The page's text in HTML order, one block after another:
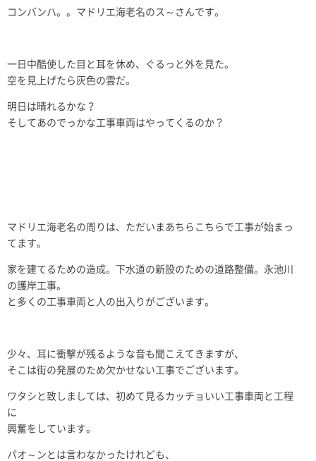
コンバンハ。。マドリエ海老名のス～さんです。
一日中酷使した目と耳を休め、ぐるっと外を見た。
空を見上げたら灰色の雲だ。
明日は晴れるかな？
そしてあのでっかな工事車両はやってくるのか？
マドリエ海老名の周りは、ただいまあちらこちらで工事が始まっ
てます。
家を建てるための造成。下水道の新設のための道路整備。永池川
の護岸工事。
と多くの工事車両と人の出入りがございます。
少々、耳に衝撃が残るような音も聞こえてきますが、
そこは街の発展のため欠かせない工事でございます。
ワタシと致しましては、初めて見るカッチョいい工事車両と工程
に
興奮をしています。
パオ～ンとは言わなかったけれども、